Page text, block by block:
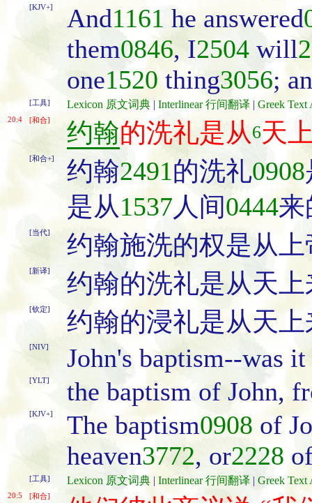
[KJV+] And1161 he answered
them0846, I2504 will
one1520 thing3056;
[工具] Lexicon 原文词典| Interlinear 行间翻译 | Greek
20:4 [和合] 约翰的洗礼是从6天
[和合+] 约翰2491的洗礼0908
是从1537人间0444来
[当代] 约翰施洗的权是从
[新译] 约翰的洗礼是从天
[钦定] 约翰的浸礼是从天
[NIV] John's baptism--was
[YLT] the baptism of John,
[KJV+] The baptism0908 of
heaven3772, or2228
[工具] Lexicon 原文词典 | Interlinear 行间翻译 | Greek
20:5 [和合]